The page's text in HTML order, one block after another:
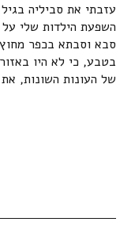
עזבתי את סביליה
השפעת הילדות שלי על
סבא וסבתא בכפר
בטבע, כי לא היו
של העונות השונות,